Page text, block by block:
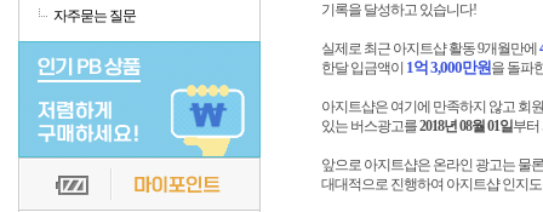
자주묻는 질문
기록을 달성하고 있습니다!
실제로 최근 아지트샵 활동 9개월만에
한달 입금액이 1억 3,000만원을 돌파
아지트샵은 여기에 만족하지 않고 회
있는 버스광고를2018년 08월 01일부터
앞으로 아지트샵은 온라인 광고는 물
대대적으로 진행하여 아지트샵 인지